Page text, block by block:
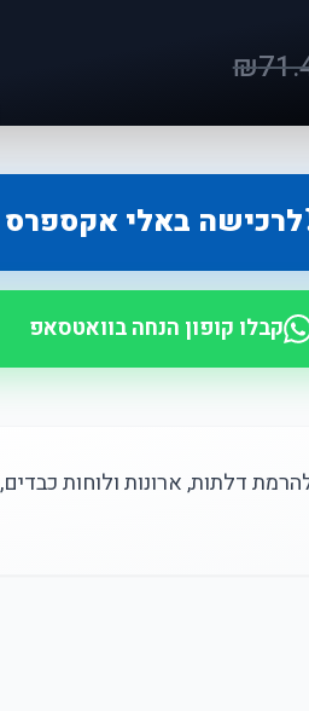
₪
לרכישה באלי אקספרס
קבלו קופון הנחה בוואטסאפ
דלתות, ארונות ולוחות כבדים,